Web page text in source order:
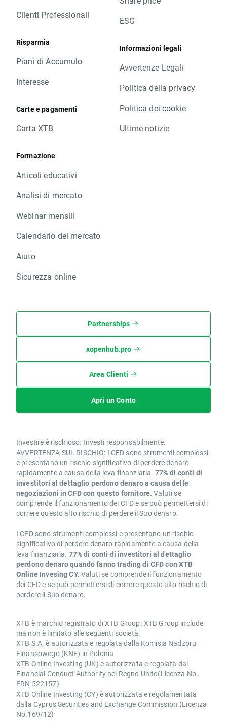
Clienti Professionali
Risparmia
Piani di Accumulo
Interesse
Carte e pagamenti
Carta XTB
Formazione
Articoli educativi
Analisi di mercato
Webinar mensili
Calendario del mercato
Aiuto
Sicurezza online
ESG
Informazioni legali
Avvertenze Legali
Politica della privacy
Politica dei cookie
Ultime notizie
Partnerships
xopenhub.pro
Area Clienti
Apri un Conto
Investire è rischioso. Investi responsabilmente.
AVVERTENZA SUL RISCHIO: I CFD sono strumenti complessi
e presentano un rischio significativo di perdere denaro
rapidamente a causa della leva finanziaria. 77% di conti di
investitori al dettaglio perdono denaro a causa delle
negoziazioni in CFD con questo fornitore. Valuti se
comprende il funzionamento dei CFD e se può permettersi di
correre questo alto rischio di perdere il Suo denaro.
I CFD sono strumenti complessi e presentano un rischio
significativo di perdere denaro rapidamente a causa della
leva finanziaria. 77% di conti di investitori al dettaglio
perdono denaro quando fanno trading di CFD con XTB
Online Invesing CY. Valuti se comprende il funzionamento
dei CFD e se può permettersi di correre questo alto rischio di
perdere il Suo denaro.
XTB è marchio registrato di XTB Group. XTB Group include
ma non è limitato alle seguenti società:
XTB S.A. è autorizzata e regolata dalla Komisja Nadzoru
Finansowego (KNF) in Polonia
XTB Online Investing (UK) è autorizzata e regolata dal
Financial Conduct Authority nel Regno Unito(Licenza No.
FRN 522157)
XTB Online Investing (CY) è autorizzata e regolamentata
dalla Cyprus Securities and Exchange Commission.(Licenza
No.169/12)